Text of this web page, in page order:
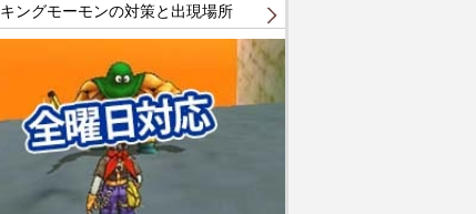
キングモーモンの対策と出現場所